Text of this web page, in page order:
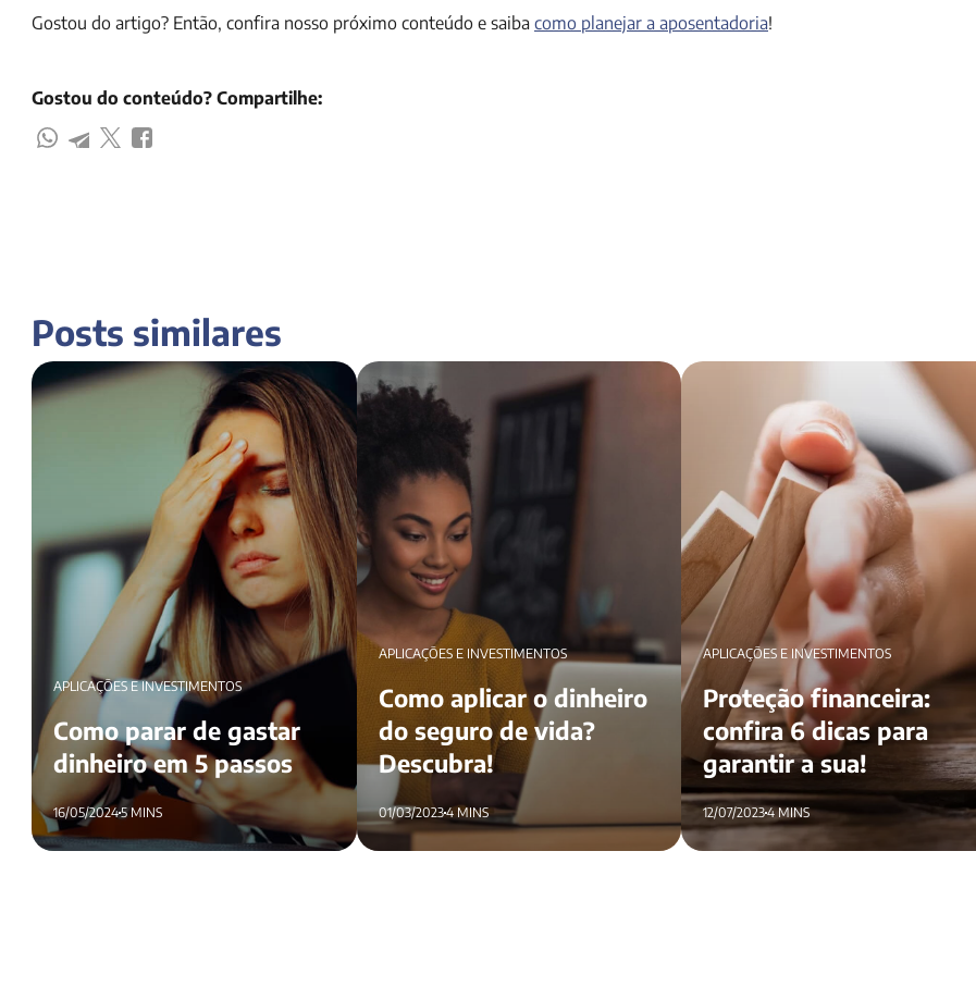
Gostou do artigo? Então, confira nosso próximo conteúdo e saiba como planejar a aposentadoria!
Gostou do conteúdo? Compartilhe:
Posts similares
Como parar de gastar dinheiro em 5
passos
APLICAÇÕES E INVESTIMENTOS
Como parar de gastar
dinheiro em 5 passos
16/05/20245 MINS
Como aplicar o dinheiro do seguro de
vida? Descubra!
APLICAÇÕES E INVESTIMENTOS
Como aplicar o dinheiro
do seguro de vida?
Descubra!
01/03/20234 MINS
Proteção financeira: confira 6 dicas para
garantir a sua!
APLICAÇÕES E INVESTIMENTOS
Proteção financeira:
confira 6 dicas para
garantir a sua!
12/07/20234 MINS